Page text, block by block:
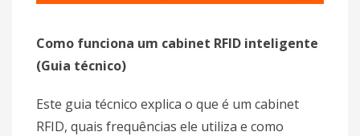
Como funciona um cabinet RFID inteligente
(Guia técnico)
Este guia técnico explica o que é um cabinet
RFID, quais frequências ele utiliza e como